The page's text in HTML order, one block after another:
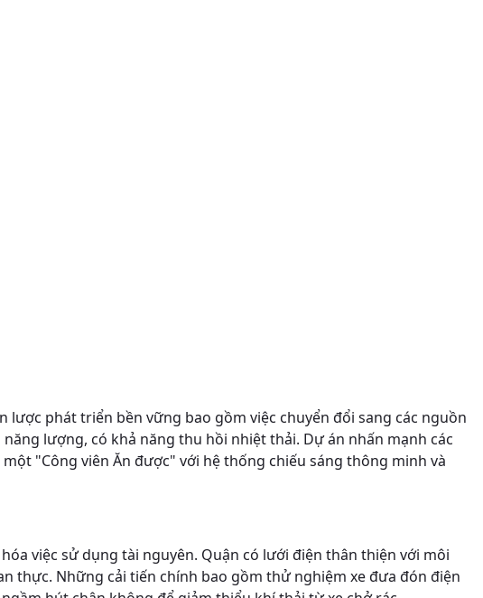
phát triển bền vững bao gồm việc chuyển đổi sang các nguồn
lượng, có khả năng thu hồi nhiệt thải. Dự án nhấn mạnh các
"Công viên Ăn được" với hệ thống chiếu sáng thông minh và
việc sử dụng tài nguyên. Quận có lưới điện thân thiện với môi
thực. Những cải tiến chính bao gồm thử nghiệm xe đưa đón điện